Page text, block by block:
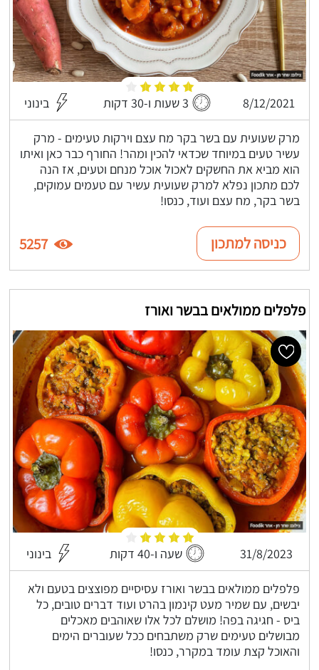
8/12/2021 3 שעות ו-30 דקות בינוני
מרק שעועית עם בשר בקר מח עצם וירקות טעימים - מרק
עשיר טעים במיוחד שכדאי להכין ומהר! החורף כבר כאן ואיתו
הוא מביא את החשקים לאכול אוכל מנחם וטעים, אז הנה
לכם מתכון נפלא למרק שעועית עשיר עם טעמים עמוקים,
בשר בקר, מח עצם ועוד, כנסו!
כניסה למתכון 5257
פלפלים ממולאים בבשר ואורז
31/8/2023 שעה ו-40 דקות בינוני
פלפלים ממולאים בבשר ואורז עסיסיים מפוצצים בטעם ולא
יבשים, עם שמיר מעט קינמון בהרט ועוד דברים טובים, כל
ביס - חגיגה בפה! מושלם לכל אלו שאוהבים מאכלים
מבושלים טעימים שרק משתבחים ככל שעוברים הימים
והאוכל קצת עומד במקרר, כנסו!